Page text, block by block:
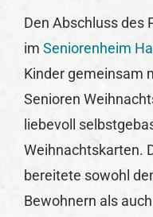
Den Abschluss des
im Seniorenheim
Kinder gemeinsam
Senioren
liebevoll
Weihnachtskarten.
bereitete sowohl
Bewohnern als